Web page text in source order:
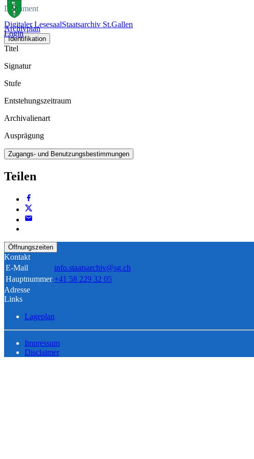
Digitaler LesesaalStaatsarchiv St.Gallen
Login
Dokument
Archivplan
Identifikation
Titel
Signatur
Stufe
Entstehungszeitraum
Archivalienart
Ausprägung
Zugangs- und Benutzungsbestimmungen
Teilen
Öffnungszeiten
Kontakt
E-Mail
info.staatsarchiv@sg.ch
Hauptnummer +41 58 229 32 05
Adresse
Links
Lageplan
Impressum
Disclaimer